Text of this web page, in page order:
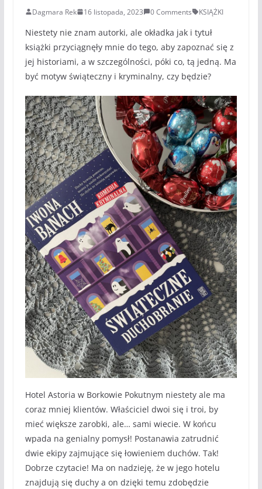
Dagmara Rek 16 listopada, 2023 0 Comments KSIĄŻKI
Niestety nie znam autorki, ale okładka jak i tytuł
książki przyciągnęły mnie do tego, aby zapoznać się z
jej historiami, a w szczególności, póki co, tą jedną. Ma
być motyw świąteczny i kryminalny, czy będzie?
Hotel Astoria w Borkowie Pokutnym niestety ale ma
coraz mniej klientów. Właściciel dwoi się i troi, by
mieć większe zarobki, ale… sami wiecie. W końcu
wpada na genialny pomysł! Postanawia zatrudnić
dwie ekipy zajmujące się łowieniem duchów. Tak!
Dobrze czytacie! Ma on nadzieję, że w jego hotelu
znajdują się duchy a on dzięki temu zdobędzie